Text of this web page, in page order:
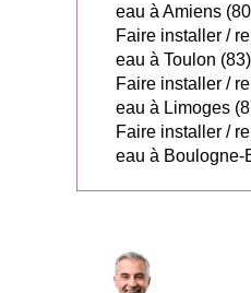
eau à Amiens
Faire installer /
eau à Toulon (83)
Faire installer /
eau à Limoges
Faire installer /
eau à Boulogne-